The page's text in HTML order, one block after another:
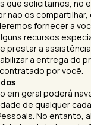
que solicitamos, no
não os compartilhar,
fornecer a
recursos
prestar a
a entrega do
por você.
em geral poderá
de qualquer
No entanto,